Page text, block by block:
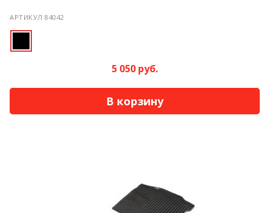
АРТИКУЛ 84042
5 050 руб.
В корзину